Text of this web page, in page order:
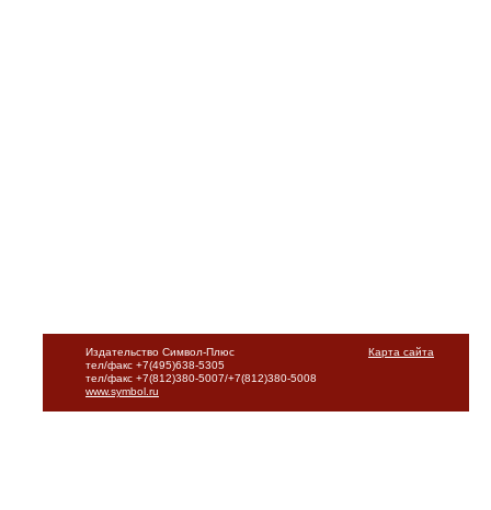
Карта сайта
Издательство Символ-Плюс
тел/факс +7(495)638-5305
тел/факс +7(812)380-5007/+7(812)380-5008
www.symbol.ru